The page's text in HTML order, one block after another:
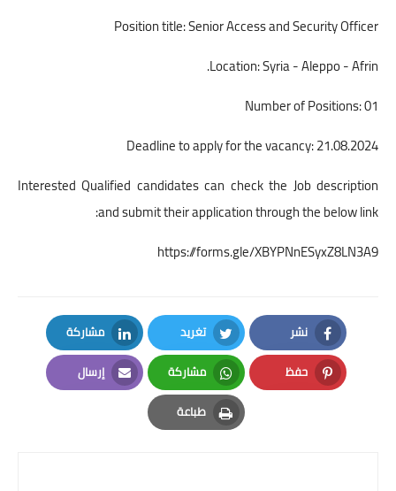
Position title: Senior Access and Security Officer
Location: Syria - Aleppo - Afrin.
Number of Positions: 01
Deadline to apply for the vacancy: 21.08.2024
Interested Qualified candidates can check the Job description
and submit their application through the below link:
https://forms.gle/XBYPNnESyxZ8LN3A9
نشر
Facebook
تغريد
Twitter
مشاركة
LinkedIn
حفظ
Pinterest
مشاركة
Whatsapp
إرسال
Email
طباعة
Print